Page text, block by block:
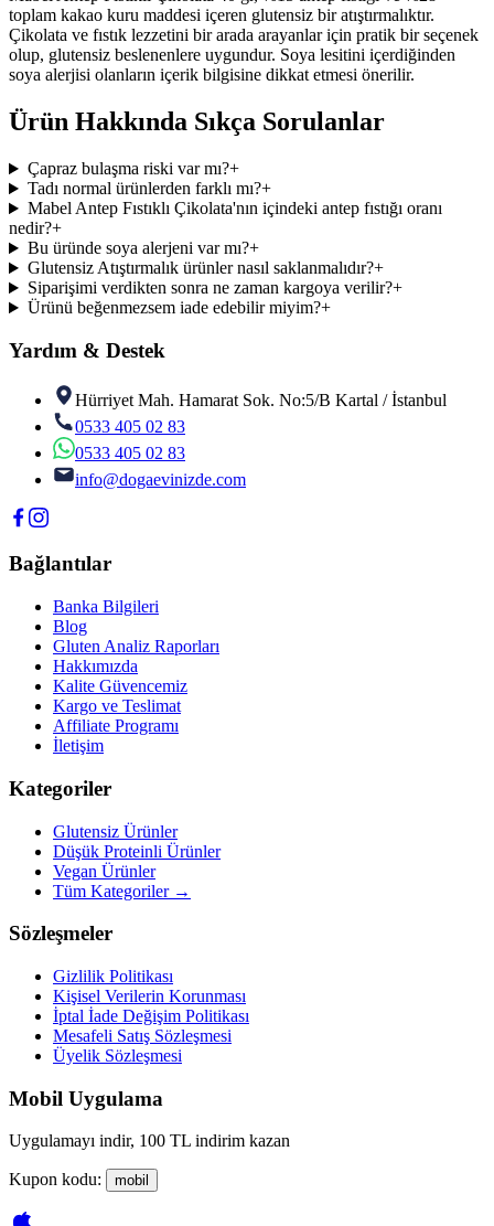
toplam kakao kuru maddesi içeren glutensiz bir atıştırmalıktır.
Çikolata ve fıstık lezzetini bir arada arayanlar için pratik bir seçenek
olup, glutensiz beslenenlere uygundur. Soya lesitini içerdiğinden
soya alerjisi olanların içerik bilgisine dikkat etmesi önerilir.
Ürün Hakkında Sıkça Sorulanlar
Çapraz bulaşma riski var mı?+
Tadı normal ürünlerden farklı mı?+
Mabel Antep Fıstıklı Çikolata'nın içindeki antep fıstığı oranı
nedir?+
Bu üründe soya alerjeni var mı?+
Glutensiz Atıştırmalık ürünler nasıl saklanmalıdır?+
Siparişimi verdikten sonra ne zaman kargoya verilir?+
Ürünü beğenmezsem iade edebilir miyim?+
Yardım & Destek
Hürriyet Mah. Hamarat Sok. No:5/B Kartal / İstanbul
0533 405 02 83
0533 405 02 83
info@dogaevinizde.com
Bağlantılar
Banka Bilgileri
Blog
Gluten Analiz Raporları
Hakkımızda
Kalite Güvencemiz
Kargo ve Teslimat
Affiliate Programı
İletişim
Kategoriler
Glutensiz Ürünler
Düşük Proteinli Ürünler
Vegan Ürünler
Tüm Kategoriler →
Sözleşmeler
Gizlilik Politikası
Kişisel Verilerin Korunması
İptal İade Değişim Politikası
Mesafeli Satış Sözleşmesi
Üyelik Sözleşmesi
Mobil Uygulama
Uygulamayı indir, 100 TL indirim kazan
Kupon kodu: mobil